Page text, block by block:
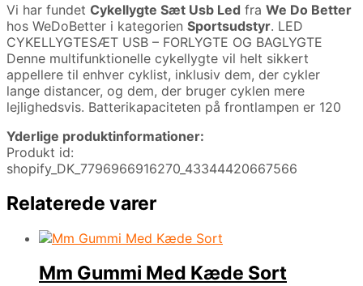
Vi har fundet Cykellygte Sæt Usb Led fra We Do Better
hos WeDoBetter i kategorien Sportsudstyr. LED
CYKELLYGTESÆT USB – FORLYGTE OG BAGLYGTE
Denne multifunktionelle cykellygte vil helt sikkert
appellere til enhver cyklist, inklusiv dem, der cykler
lange distancer, og dem, der bruger cyklen mere
lejlighedsvis. Batterikapaciteten på frontlampen er 120
Yderlige produktinformationer:
Produkt id:
shopify_DK_7796966916270_43344420667566
Relaterede varer
Mm Gummi Med Kæde Sort